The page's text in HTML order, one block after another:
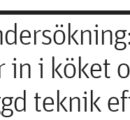
in i köket
teknik